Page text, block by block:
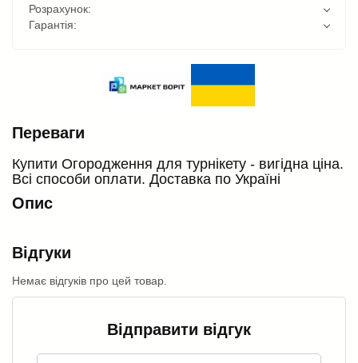
Розрахунок:
Гарантія:
Переваги
Купити Огородження для турнікету - вигідна ціна.
Всі способи оплати. Доставка по Україні
Опис
Відгуки
Немає відгуків про цей товар.
Відправити відгук